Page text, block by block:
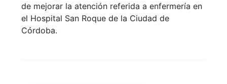
de mejorar la atención referida a enfermería en
el Hospital San Roque de la Ciudad de
Córdoba.